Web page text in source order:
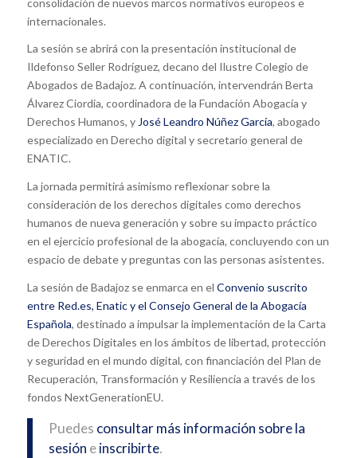
internacionales.
La sesión se abrirá con la presentación institucional de
Ildefonso Seller Rodríguez, decano del Ilustre Colegio de
Abogados de Badajoz. A continuación, intervendrán Berta
Álvarez Ciordia, coordinadora de la Fundación Abogacía y
Derechos Humanos, yJosé Leandro Núñez García, abogado
especializado en Derecho digital y secretario general de
ENATIC.
La jornada permitirá asimismo reflexionar sobre la
consideración de los derechos digitales como derechos
humanos de nueva generación y sobre su impacto práctico
en el ejercicio profesional de la abogacía, concluyendo con un
espacio de debate y preguntas con las personas asistentes.
La sesión de Badajoz se enmarca en el Convenio suscrito
entre Red.es, Enatic y el Consejo General de la Abogacía
Española, destinado a impulsar la implementación de la Carta
de Derechos Digitales en los ámbitos de libertad, protección
y seguridad en el mundo digital, con financiación del Plan de
Recuperación, Transformación y Resiliencia a través de los
fondos NextGenerationEU.
Puedes consultar más información sobre la
sesión einscribirte.